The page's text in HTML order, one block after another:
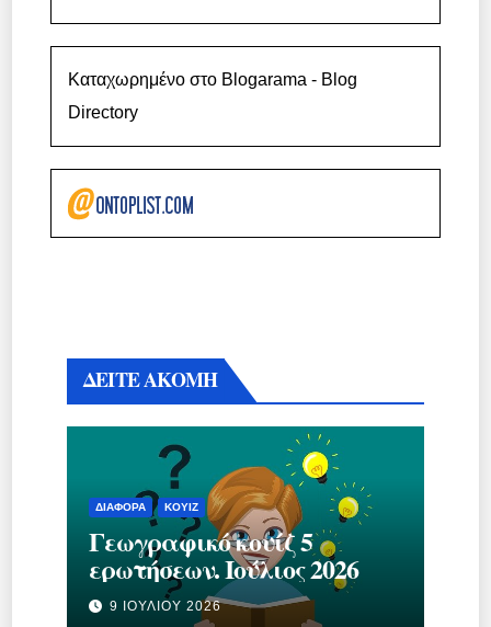
Καταχωρημένο στο Blogarama - Blog
Directory
ΔΕΙΤΕ ΑΚΟΜΗ
ΔΙΆΦΟΡΑ ΚΟΥΊΖ
Γεωγραφικό κουίζ 5
ερωτήσεων. Ιούλιος 2026
9 ΙΟΥΛΊΟΥ 2026